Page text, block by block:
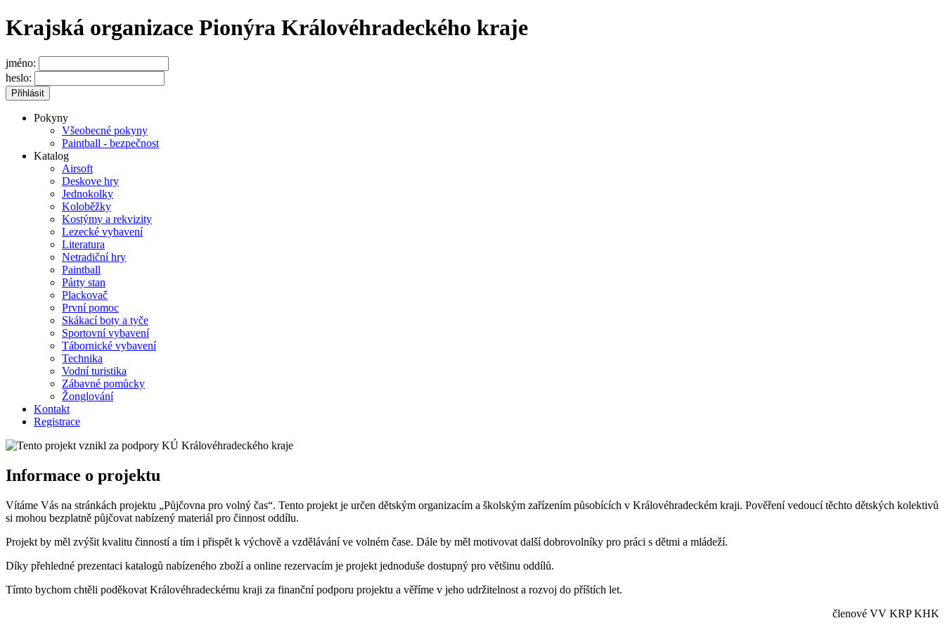
Krajská organizace Pionýra Královéhradeckého kraje
jméno:
heslo:
Pokyny
Všeobecné pokyny
Paintball - bezpečnost
Katalog
Airsoft
Deskove hry
Jednokolky
Koloběžky
Kostýmy a rekvizity
Lezecké vybavení
Literatura
Netradiční hry
Paintball
Párty stan
Plackovač
První pomoc
Skákací boty a tyče
Sportovní vybavení
Tábornické vybavení
Technika
Vodní turistika
Zábavné pomůcky
Žonglování
Kontakt
Registrace
Informace o projektu
Vítáme Vás na stránkách projektu „Půjčovna pro volný čas“. Tento projekt je určen dětským organizacím a školským zařízením působících v Královéhradeckém kraji. Pověření vedoucí těchto dětských kolektivů
si mohou bezplatně půjčovat nabízený materiál pro činnost oddílu.
Projekt by měl zvýšit kvalitu činností a tím i přispět k výchově a vzdělávání ve volném čase. Dále by měl motivovat další dobrovolníky pro práci s dětmi a mládeží.
Díky přehledné prezentaci katalogů nabízeného zboží a online rezervacím je projekt jednoduše dostupný pro většinu oddílů.
Tímto bychom chtěli poděkovat Královéhradeckému kraji za finanční podporu projektu a věříme v jeho udržitelnost a rozvoj do příštích let.
členové VV KRP KHK